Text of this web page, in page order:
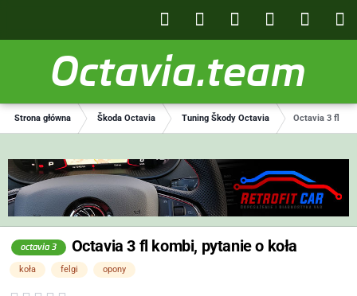
Octavia.team
Strona główna Škoda Octavia Tuning Škody Octavia Octavia 3 fl
octavia 3 Octavia 3 fl kombi, pytanie o koła
koła felgi opony